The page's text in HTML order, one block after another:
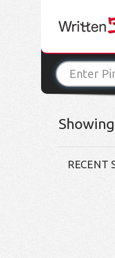
RECENT